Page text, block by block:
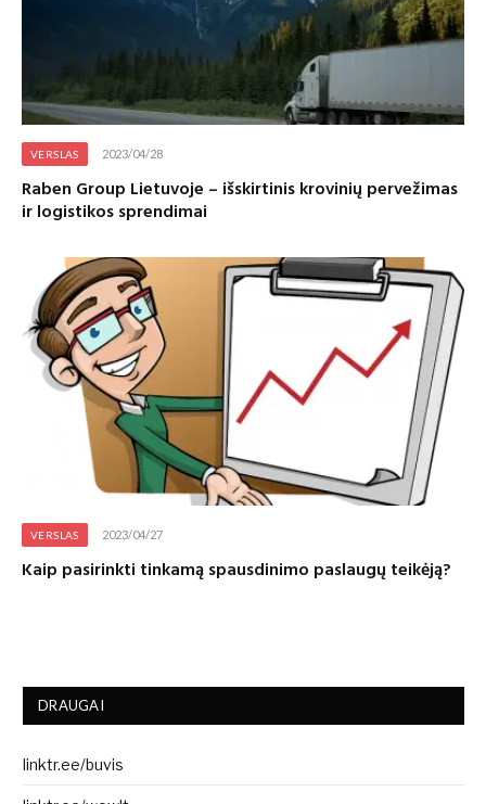
VERSLAS 2023/04/28
Raben Group Lietuvoje – išskirtinis krovinių pervežimas
ir logistikos sprendimai
VERSLAS 2023/04/27
Kaip pasirinkti tinkamą spausdinimo paslaugų teikėją?
DRAUGAI
linktr.ee/buvis